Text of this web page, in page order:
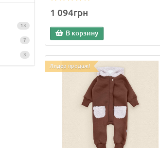
13
7
3
1 094грн
В корзину
Лидер продаж!